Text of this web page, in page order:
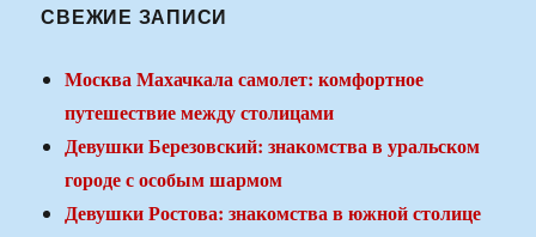
СВЕЖИЕ ЗАПИСИ
Москва Махачкала самолет: комфортное
путешествие между столицами
Девушки Березовский: знакомства в уральском
городе с особым шармом
Девушки Ростова: знакомства в южной столице